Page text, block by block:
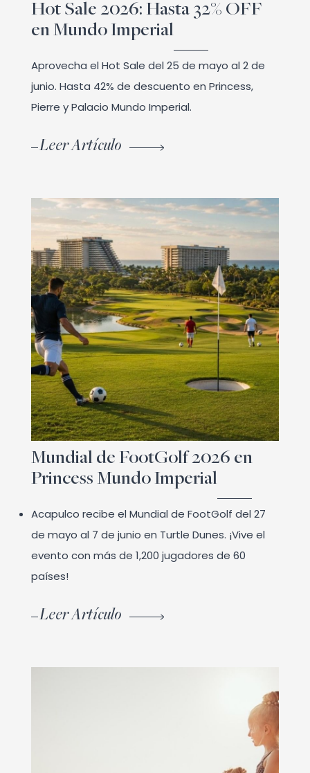
Hot Sale 2026: Hasta 32% OFF
en Mundo Imperial
Aprovecha el Hot Sale del 25 de mayo al 2 de
junio. Hasta 42% de descuento en Princess,
Pierre y Palacio Mundo Imperial.
Leer Artículo
Mundial de FootGolf 2026 en
Princess Mundo Imperial
Acapulco recibe el Mundial de FootGolf del 27
de mayo al 7 de junio en Turtle Dunes. ¡Vive el
evento con más de 1,200 jugadores de 60
países!
Leer Artículo